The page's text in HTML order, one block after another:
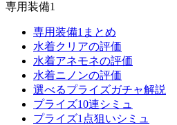
専用装備1
専用装備1まとめ
水着クリアの評価
水着アネモネの評価
水着ニノンの評価
選べるプライズガチャ解説
プライズ10連シミュ
プライズ1点狙いシミュ